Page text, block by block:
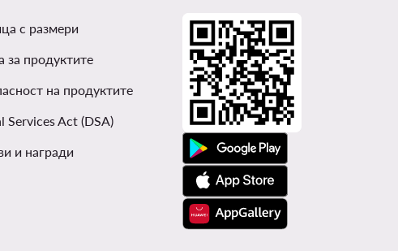
с размери
за продуктите
на продуктите
Services Act (DSA)
и награди